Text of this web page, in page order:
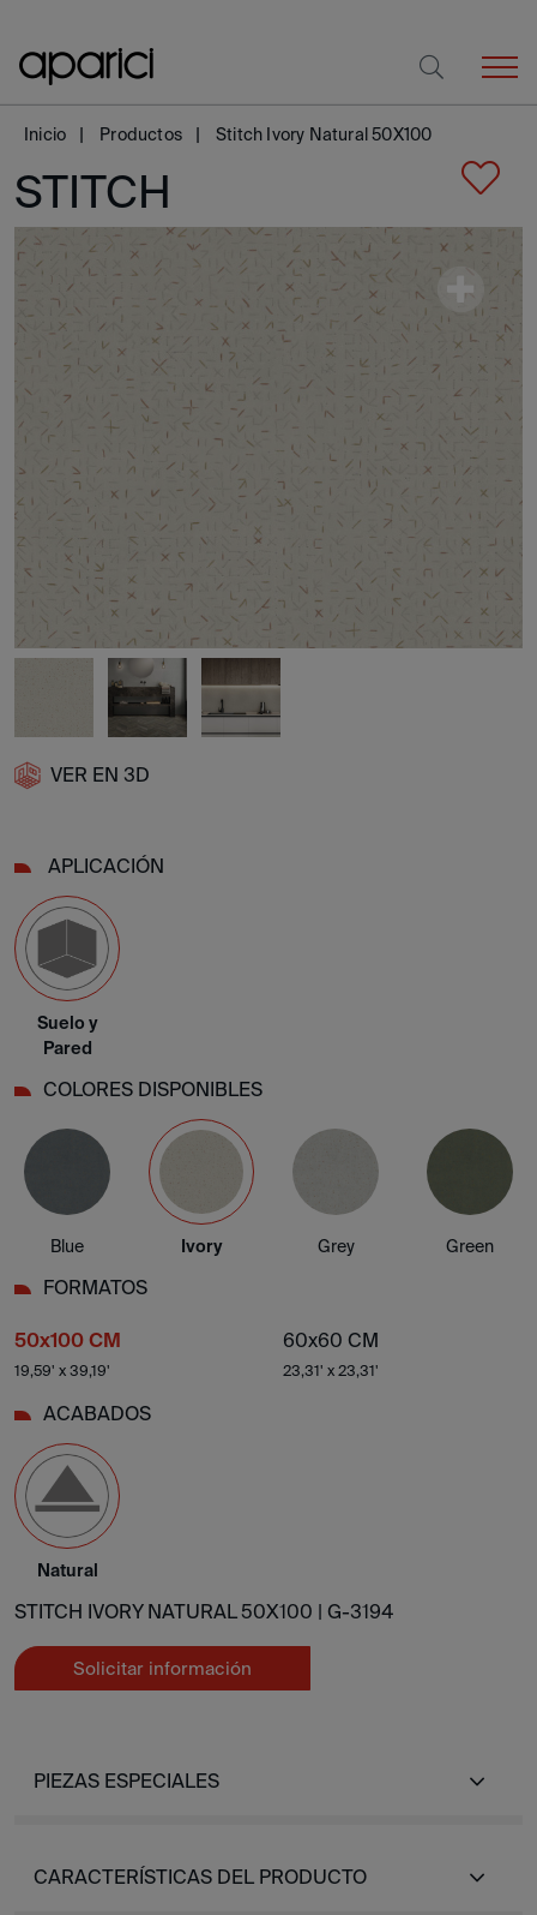
Inicio Productos Stitch Ivory Natural 50X100
STITCH
VER EN 3D
APLICACIÓN
Suelo y
Pared
COLORES DISPONIBLES
Blue Ivory Grey Green
FORMATOS
50x100 CM
19,59' x 39,19'
60x60 CM
23,31' x 23,31'
ACABADOS
Natural
STITCH IVORY NATURAL 50X100 | G-3194
Solicitar información
PIEZAS ESPECIALES
CARACTERÍSTICAS DEL PRODUCTO